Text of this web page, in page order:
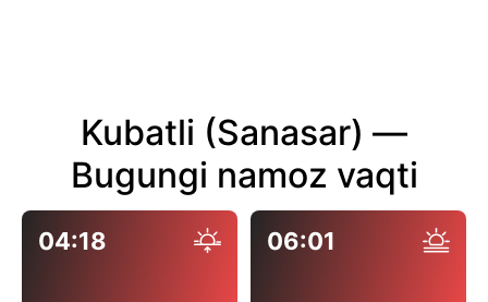
Kubatli (Sanasar) —
Bugungi namoz vaqti
04:18 06:01